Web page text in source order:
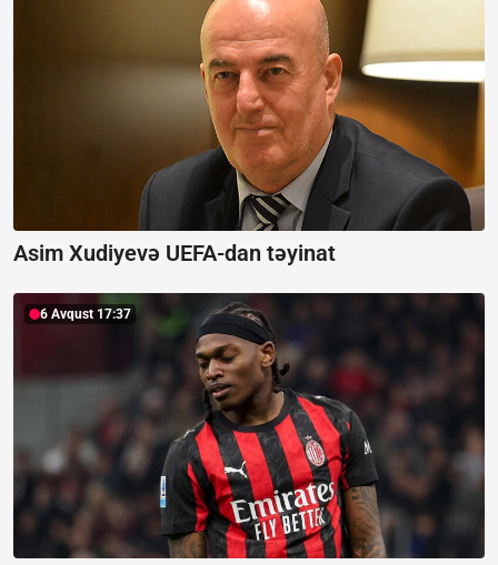
Asim Xudiyevə UEFA-dan təyinat
6 Avqust 17:37